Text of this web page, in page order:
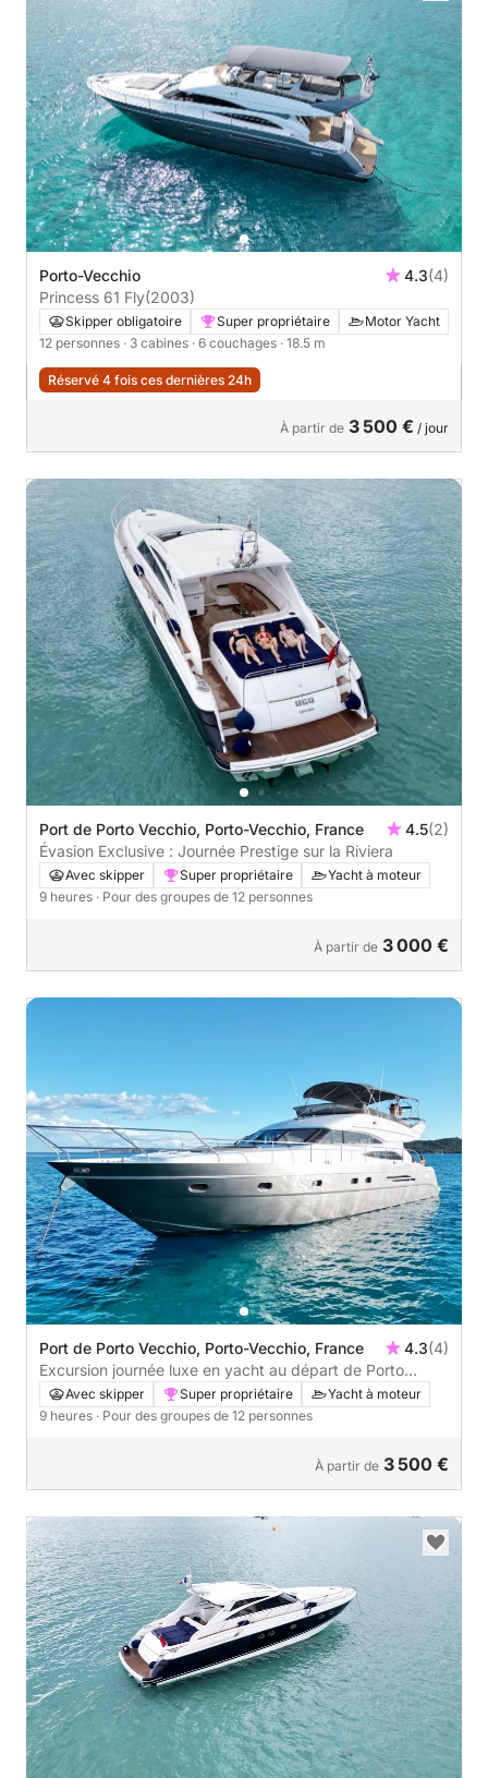
Porto-Vecchio 4.3(4)
Princess 61 Fly(2003)
Skipper obligatoire Super propriétaire
Motor Yacht
12 personnes · 3 cabines · 6 couchages · 18.5 m
Réservé 4 fois ces dernières 24h
À partir de 3 500 € / jour
Port de Porto Vecchio, Porto-Vecchio, France 4.5(2)
Évasion Exclusive : Journée Prestige sur la Riviera
Avec skipper Super propriétaire
Yacht à moteur
9 heures · Pour des groupes de 12 personnes
À partir de 3 000 €
Port de Porto Vecchio, Porto-Vecchio, France 4.3(4)
Excursion journée luxe en yacht au départ de Porto
Vecchio
Avec skipper Super propriétaire
Yacht à moteur
9 heures · Pour des groupes de 12 personnes
À partir de 3 500 €